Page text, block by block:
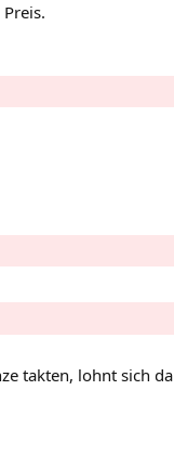
takten, lohnt sich da